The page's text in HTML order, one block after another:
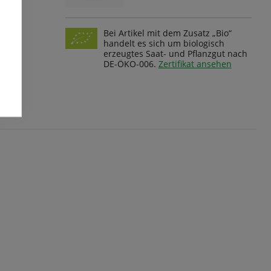
Bei Artikel mit dem Zusatz „Bio“
handelt es sich um biologisch
erzeugtes Saat- und Pflanzgut nach
DE-ÖKO-006. Zertifikat ansehen